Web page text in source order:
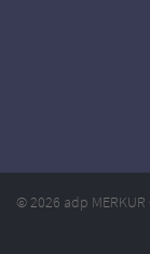
© 2026 adp MERKUR